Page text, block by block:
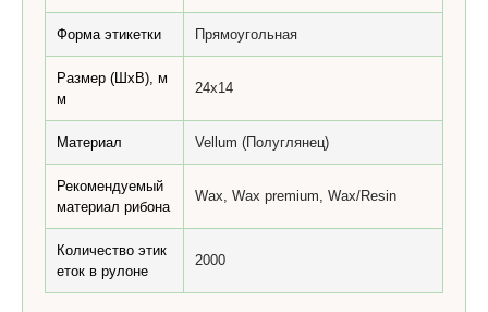
Форма этикетки Прямоугольная
Размер (ШхВ), м
м
24x14
Материал Vellum (Полуглянец)
Рекомендуемый
материал рибона
Wax, Wax premium, Wax/Resin
Количество этик
еток в рулоне
2000